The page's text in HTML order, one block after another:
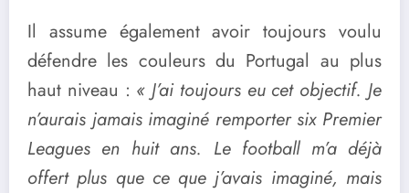
Il assume également avoir toujours voulu
défendre les couleurs du Portugal au plus
haut niveau : « J’ai toujours eu cet objectif. Je
n’aurais jamais imaginé remporter six Premier
Leagues en huit ans. Le football m’a déjà
offert plus que ce que j’avais imaginé, mais